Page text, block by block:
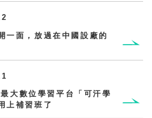
一面，放過在中國設廠的
大數位學習平台「可汗學
上補習班了